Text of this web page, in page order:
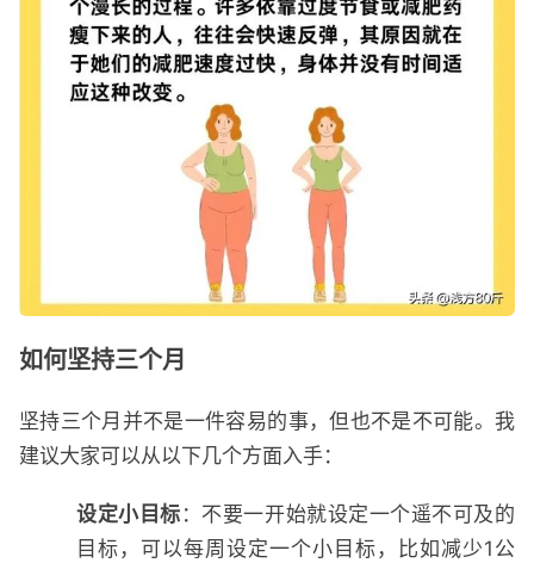
如何坚持三个月
坚持三个月并不是一件容易的事，但也不是不可能。我
建议大家可以从以下几个方面入手：
设定小目标 ：不要一开始就设定一个遥不可及的
目标，可以每周设定一个小目标，比如减少1公